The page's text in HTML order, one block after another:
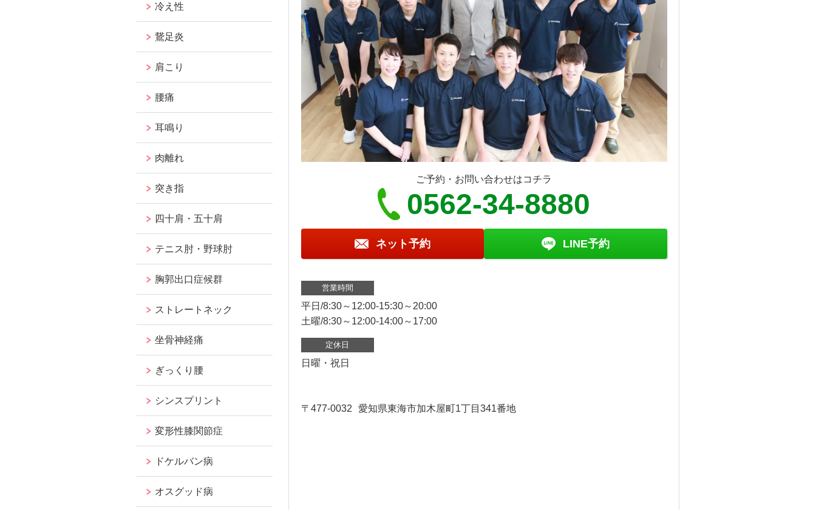
ご予約・お問い合わせはコチラ
0562-34-8880
ネット予約 LINE予約
営業時間
平日/8:30～12:00-15:30～20:00
土曜/8:30～12:00-14:00～17:00
定休日
日曜・祝日
〒477-0032 愛知県東海市加木屋町1丁目341番地
冷え性
鵞足炎
肩こり
腰痛
耳鳴り
肉離れ
突き指
四十肩・五十肩
テニス肘・野球肘
胸郭出口症候群
ストレートネック
坐骨神経痛
ぎっくり腰
シンスプリント
変形性膝関節症
ドケルバン病
オスグッド病